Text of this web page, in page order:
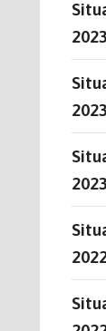
2023
2023
2023